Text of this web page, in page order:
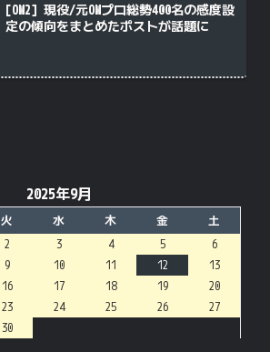
[OW2] 現役/元OWプロ総勢400名の感度設
定の傾向をまとめたポストが話題に
2025年9月
火 水 木 金
土
2 3 4 5
6
9 10 11 12
13
16 17 18 19
20
23 24 25 26
27
30